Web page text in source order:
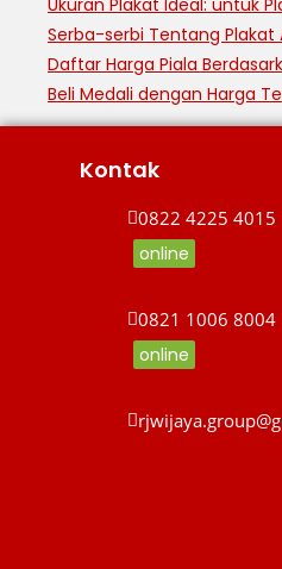
Serba-serbi Tentang Plakat
Daftar Harga Piala
Beli Medali dengan Harga
Kontak
0822 4225 4015
online
0821 1006 8004
online